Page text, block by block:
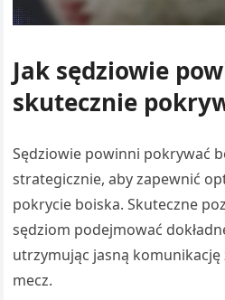
Jak sędziowie
skutecznie
Sędziowie powinni pokrywać
strategicznie, aby zapewnić
pokrycie boiska. Skuteczne
sędziom podejmować
utrzymując jasną komunikację
mecz.